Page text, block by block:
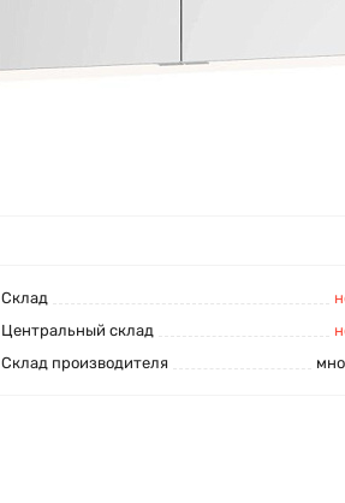
Cклад
Центральный склад
Склад производителя